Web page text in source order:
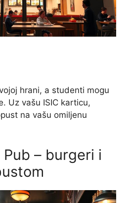
hrani, a studenti mogu
Uz vašu ISIC karticu,
na vašu omiljenu
– burgeri i